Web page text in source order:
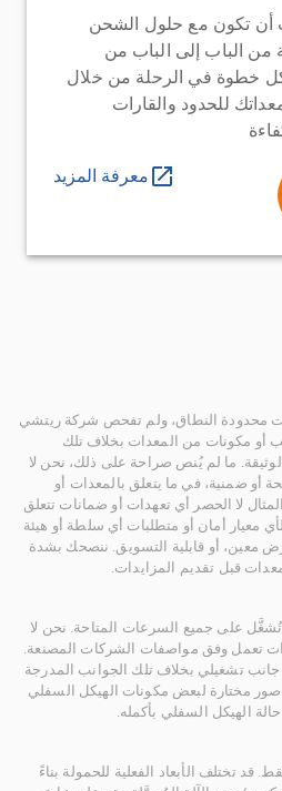
أن تكون مع حلول الشحن
من الباب إلى الباب من
خطوة في الرحلة من خلال
للحدود والقارات
معرفة المزيد
محدودة النطاق، ولم تفحص شركة ريتشي
أو مكونات من المعدات بخلاف تلك
ما لم يُنص صراحة على ذلك، نحن لا
أو ضمنية، في ما يتعلق بالمعدات أو
لا الحصر أي تعهدات أو ضمانات تتعلق
لأي معيار أمان أو متطلبات أي سلطة أو هيئة
معين، أو قابلية التسويق. ننصحك بشدة
قبل تقديم المزايدات.
على جميع السرعات المتاحة. نحن لا
تعمل وفق مواصفات الشركات المصنعة.
تشغيلي بخلاف تلك الجوانب المدرجة
مختارة لبعض مكونات الهيكل السفلي
الهيكل السفلي بأكمله.
تختلف الأبعاد الفعلية للحمولة بناءً